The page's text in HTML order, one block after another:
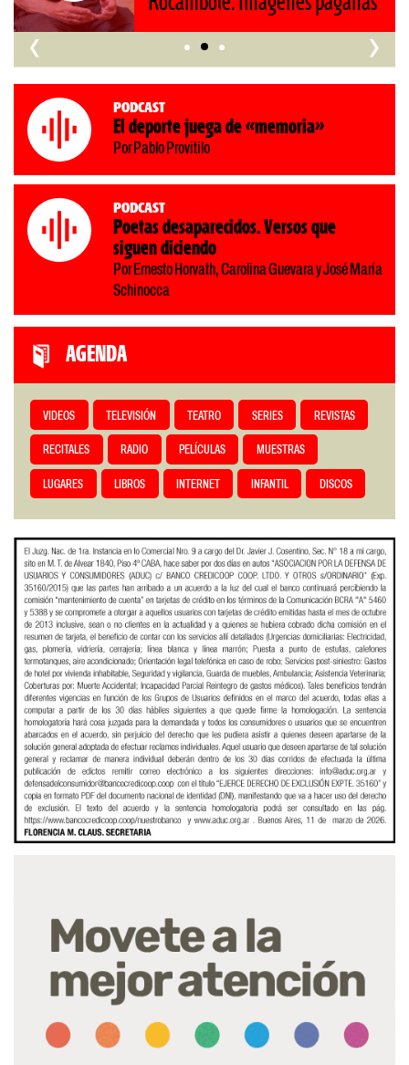
‹ ›
Podcast
El deporte juega de «memoria»
Por Pablo Provitilo
Podcast
Poetas desaparecidos. Versos que
siguen diciendo
Por Ernesto Horvath, Carolina Guevara y José María
Schinocca
AGENDA
VIDEOS TELEVISIÓN TEATRO SERIES REVISTAS
RECITALES RADIO PELÍCULAS MUESTRAS
LUGARES LIBROS INTERNET INFANTIL DISCOS